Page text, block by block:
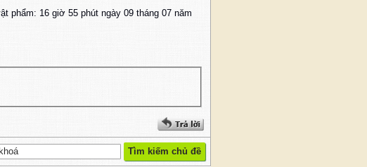
phẩm: 16 giờ 55 phút ngày 09 tháng 07 năm